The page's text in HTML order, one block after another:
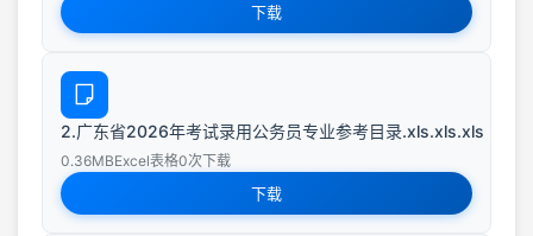
下载
2.广东省2026年考试录用公务员专业参考目录.xls.xls.xls
0.36MBExcel表格0次下载
下载